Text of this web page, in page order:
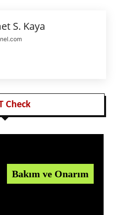
S. Kaya
Check
Bakım ve Onarım